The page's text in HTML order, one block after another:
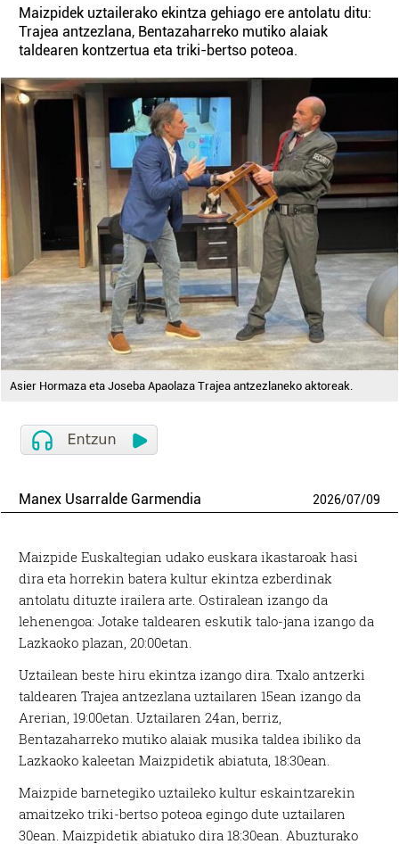
Maizpidek uztailerako ekintza gehiago ere antolatu ditu:
Trajea antzezlana, Bentazaharreko mutiko alaiak
taldearen kontzertua eta triki-bertso poteoa.
Asier Hormaza eta Joseba Apaolaza Trajea antzezlaneko aktoreak.
Manex Usarralde Garmendia 2026/07/09
Maizpide Euskaltegian udako euskara ikastaroak hasi
dira eta horrekin batera kultur ekintza ezberdinak
antolatu dituzte irailera arte. Ostiralean izango da
lehenengoa: Jotake taldearen eskutik talo-jana izango da
Lazkaoko plazan, 20:00etan.
Uztailean beste hiru ekintza izango dira. Txalo antzerki
taldearen Trajea antzezlana uztailaren 15ean izango da
Arerian, 19:00etan. Uztailaren 24an, berriz,
Bentazaharreko mutiko alaiak musika taldea ibiliko da
Lazkaoko kaleetan Maizpidetik abiatuta, 18:30ean.
Maizpide barnetegiko uztaileko kultur eskaintzarekin
amaitzeko triki-bertso poteoa egingo dute uztailaren
30ean. Maizpidetik abiatuko dira 18:30ean. Abuzturako